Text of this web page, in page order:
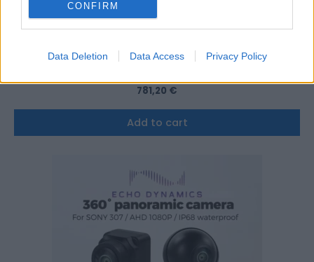
CONFIRM
Data Deletion Data Access Privacy Policy
781,20 €
Add to cart